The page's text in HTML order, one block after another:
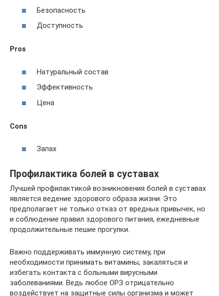
Безопасность
Доступность
Pros
Натуральный состав
Эффективность
Цена
Cons
Запах
Профилактика болей в суставах
Лучшей профилактикой возникновения болей в суставах
является ведение здорового образа жизни. Это
предполагает не только отказ от вредных привычек, но
и соблюдение правил здорового питания, ежедневные
продолжительные пешие прогулки.
Важно поддерживать иммунную систему, при
необходимости принимать витамины, закаляться и
избегать контакта с больными вирусными
заболеваниями. Ведь любое ОРЗ отрицательно
воздействует на защитные силы организма и может